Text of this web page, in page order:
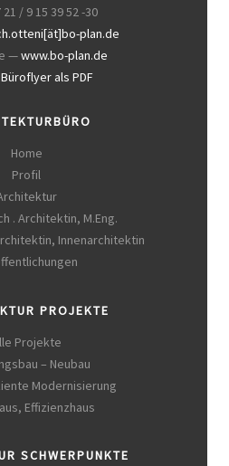
/ 9 15 39 52 -30
plan.de
—www.bo-plan.de
Büroflyer als PDF
Home
Profil
. Architektin, M.Eng.
Innenarchitektin
PROJEKTE
Projekte
– Neubau
Modernisierung
Effizienzhaus
SCHWERPUNKTE